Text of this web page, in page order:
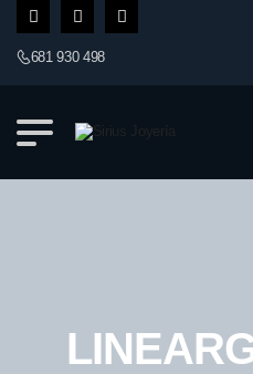
681 930 498